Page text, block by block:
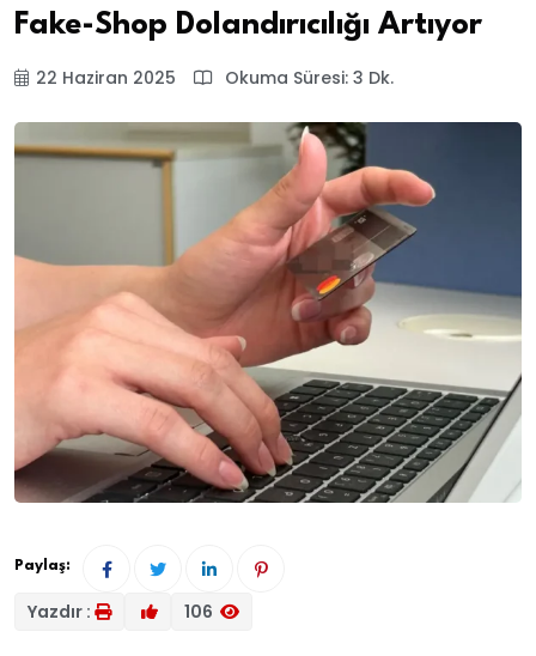
Fake-Shop Dolandırıcılığı Artıyor
22 Haziran 2025 Okuma Süresi: 3 Dk.
Paylaş:
Yazdır : 106